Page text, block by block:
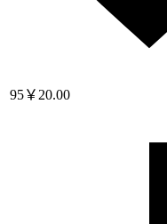
95￥20.00